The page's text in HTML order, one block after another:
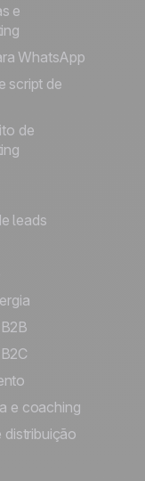
e
WhatsApp
script de
de
leads
e coaching
distribuição